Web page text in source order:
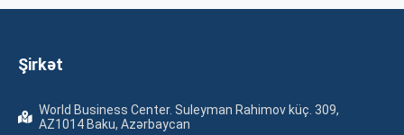
Şirkət
World Business Center. Suleyman Rahimov küç. 309,
AZ1014 Baku, Azərbaycan